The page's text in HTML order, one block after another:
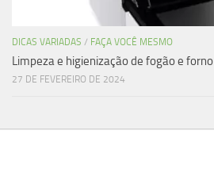
DICAS VARIADAS / FAÇA VOCÊ MESMO
Limpeza e higienização de fogão e forno
27 DE FEVEREIRO DE 2024